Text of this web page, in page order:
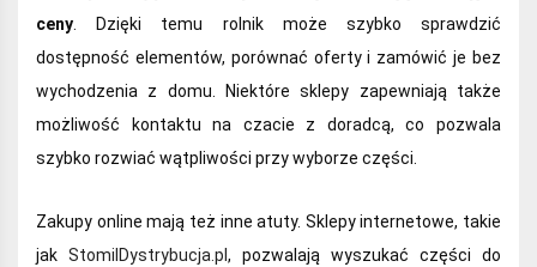
ceny. Dzięki temu rolnik może szybko sprawdzić
dostępność elementów, porównać oferty i zamówić je bez
wychodzenia z domu. Niektóre sklepy zapewniają także
możliwość kontaktu na czacie z doradcą, co pozwala
szybko rozwiać wątpliwości przy wyborze części.
Zakupy online mają też inne atuty. Sklepy internetowe, takie
jak StomilDystrybucja.pl , pozwalają wyszukać części do